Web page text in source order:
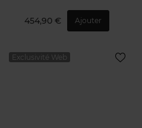
454,90 € Ajouter
Exclusivité Web